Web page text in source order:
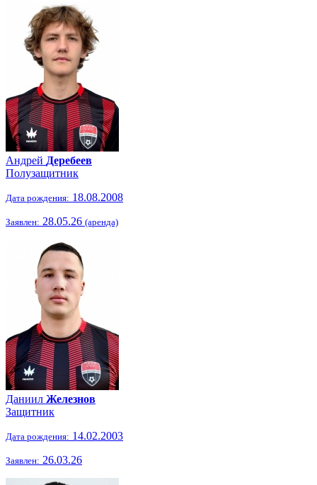
Андрей Деребеев
Полузащитник
Дата рождения: 18.08.2008
Заявлен: 28.05.26 (аренда)
Даниил Железнов
Защитник
Дата рождения: 14.02.2003
Заявлен: 26.03.26